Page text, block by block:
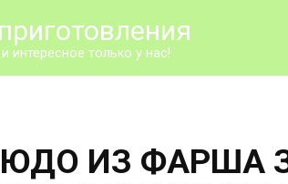
интересное только у нас!
ИЗ ФАРША